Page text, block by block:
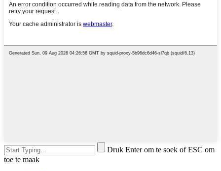
Druk Enter om te soek of ESC om
toe te maak